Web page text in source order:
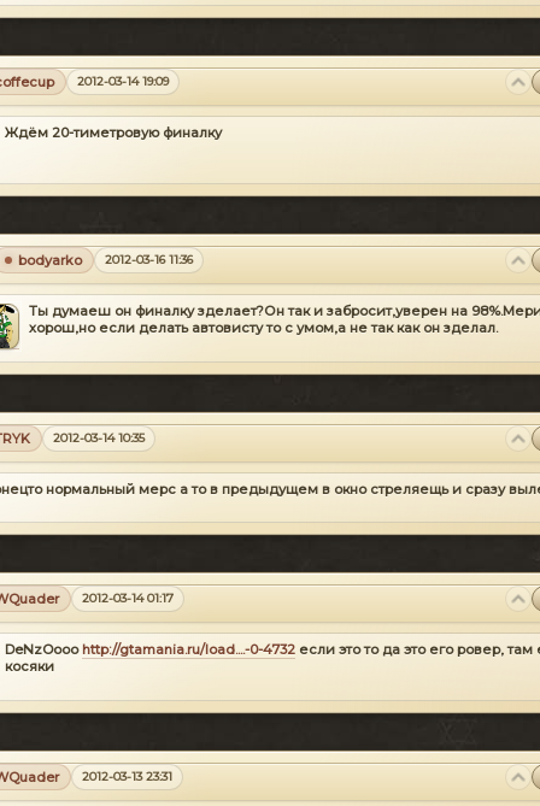
2012-03-14 19:09
Ждём 20-тиметровую финалку
bodyarko 2012-03-16 11:36
Ты думаеш он финалку зделает?Он так и забросит,уверен на
хорош,но если делать автовисту то с умом,а не так как он зделал.
2012-03-14 10:35
нормальный мерс а то в предыдущем в окно стреляещь и сразу
2012-03-14 01:17
DeNzOooo http://gtamania.ru/load....-0-4732 если это то да это его ровер, там
косяки
2012-03-13 23:31